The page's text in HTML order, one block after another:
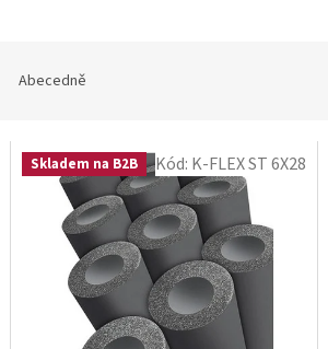
Abecedně
Skladem na B2B Kód: K-FLEX ST 6X28